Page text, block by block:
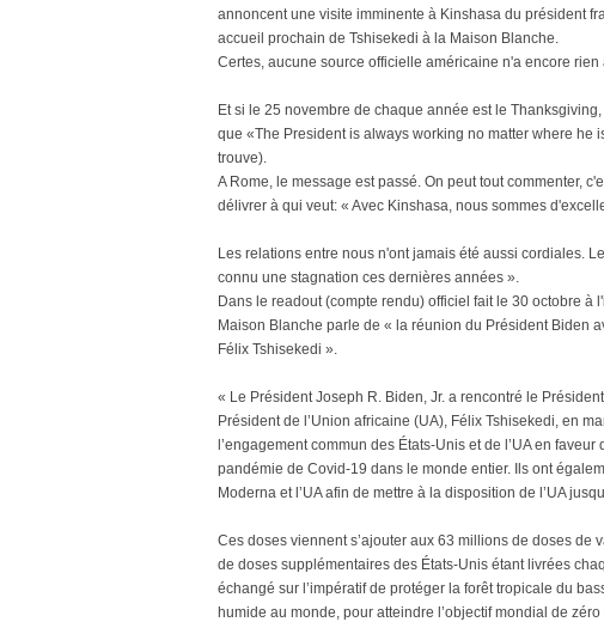
annoncent une visite imminente à Kinshasa du président
accueil prochain de Tshisekedi à la Maison Blanche.
Certes, aucune source officielle américaine n'a encore rien
Et si le 25 novembre de chaque année est le
que «The President is always working no matter where he
trouve).
A Rome, le message est passé. On peut tout commenter,
délivrer à qui veut: « Avec Kinshasa, nous sommes
Les relations entre nous n'ont jamais été aussi cordiales.
connu une stagnation ces dernières années ».
Dans le readout (compte rendu) officiel fait le 30 octobre
Maison Blanche parle de « la réunion du Président Biden
Félix Tshisekedi ».
« Le Président Joseph R. Biden, Jr. a rencontré le
Président de l’Union africaine (UA), Félix Tshisekedi, en
l’engagement commun des États-Unis et de l’UA en
pandémie de Covid-19 dans le monde entier. Ils ont
Moderna et l’UA afin de mettre à la disposition de l’UA
Ces doses viennent s’ajouter aux 63 millions de doses de
de doses supplémentaires des États-Unis étant livrées
échangé sur l’impératif de protéger la forêt tropicale du
humide au monde, pour atteindre l’objectif mondial de